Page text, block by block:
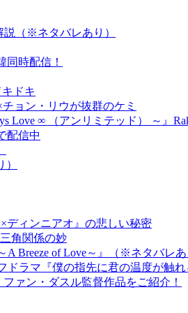
（※ネタバレあり）
時配信！
ドキ
ョン・リウが抜群のケミ
Love ∞ （アンリミテッド） ～』
配信中
ディンニアオ』の悲しい秘密
角関係の妙
Breeze of Love～』（※ネタバレ
ドラマ『僕の指先に君の温度が
ァン・ダスル監督作品をご紹介！